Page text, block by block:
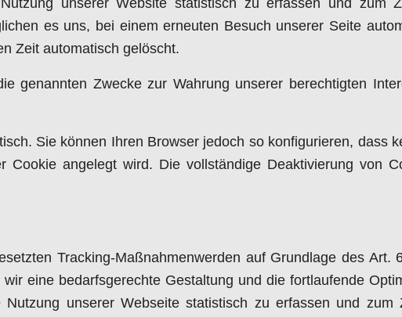
unserer Website statistisch zu erfassen und zum
es uns, bei einem erneuten Besuch unserer Seite
Zeit automatisch gelöscht.
genannten Zwecke zur Wahrung unserer berechtigten
Sie können Ihren Browser jedoch so konfigurieren, dass
angelegt wird. Die vollständige Deaktivierung von
Tracking-Maßnahmenwerden auf Grundlage des
eine bedarfsgerechte Gestaltung und die fortlaufende
unserer Webseite statistisch zu erfassen und